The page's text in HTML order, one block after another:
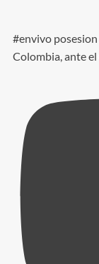
#envivo
Colombia, ante el